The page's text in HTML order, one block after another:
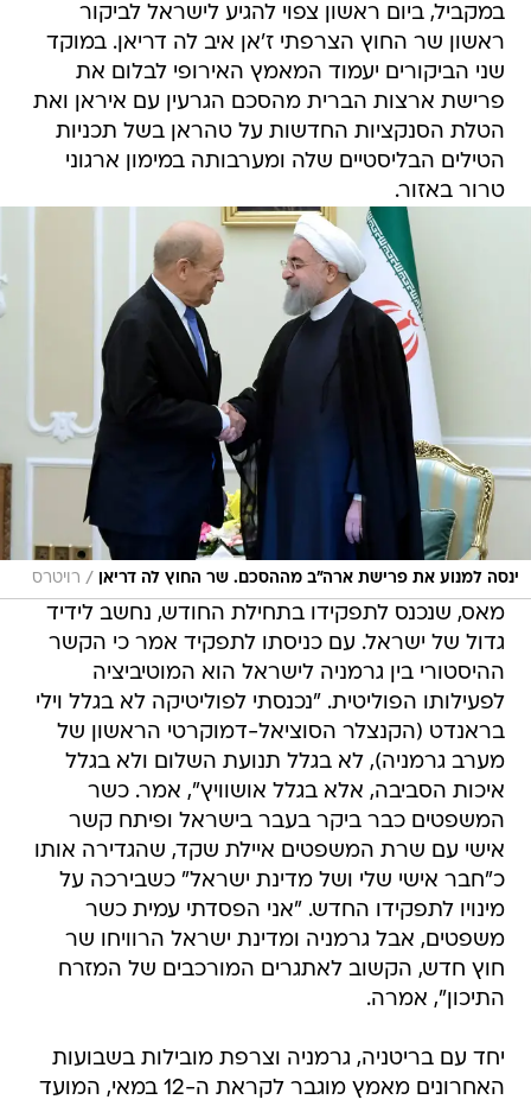
במקביל, ביום ראשון צפוי להגיע לישראל לביקור
ראשון שר החוץ הצרפתי ז'אן איב לה דריאן. במוקד
שני הביקורים יעמוד המאמץ האירופי לבלום את
פרישת ארצות הברית מהסכם הגרעין עם איראן ואת
הטלת הסנקציות החדשות על טהראן בשל תכניות
הטילים הבליסטיים שלה ומערבותה במימון ארגוני
טרור באזור.
ינסה למנוע את פרישת ארה"ב מההסכם. שר החוץ לה דריאן / רויטרס
מאס, שנכנס לתפקידו בתחילת החודש, נחשב לידיד
גדול של ישראל. עם כניסתו לתפקיד אמר כי הקשר
ההיסטורי בין גרמניה לישראל הוא המוטיביציה
לפעילותו הפוליטית. "נכנסתי לפוליטיקה לא בגלל וילי
בראנדט (הקנצלר הסוציאל-דמוקרטי הראשון של
מערב גרמניה), לא בגלל תנועת השלום ולא בגלל
איכות הסביבה, אלא בגלל אושוויץ", אמר. כשר
המשפטים כבר ביקר בעבר בישראל ופיתח קשר
אישי עם שרת המשפטים איילת שקד, שהגדירה אותו
כ"חבר אישי שלי ושל מדינת ישראל" כשבירכה על
מינויו לתפקידו החדש. "אני הפסדתי עמית כשר
משפטים, אבל גרמניה ומדינת ישראל הרוויחו שר
חוץ חדש, הקשוב לאתגרים המורכבים של המזרח
התיכון", אמרה.
יחד עם בריטניה, גרמניה וצרפת מובילות בשבועות
האחרונים מאמץ מוגבר לקראת ה-12 במאי, המועד